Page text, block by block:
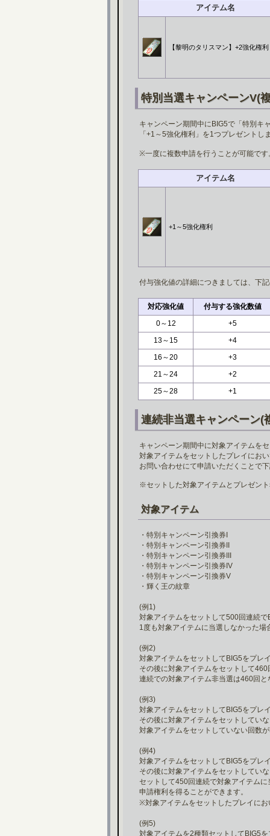
アイテム名
【黎明のタリスマン】+2強化権利
特別当選キャンペーンV(
キャンペーン期間中にBIG5で「特別キ
「+1～5強化権利」を1つプレゼントし
※一度に複数申請を行うことが可能です
アイテム名
+1～5強化権利
付与強化値の詳細につきましては、下
対応強化値
付与する強化数値
0～12
+5
13～15
+4
16～20
+3
21～24
+2
25～28
+1
連続非当選キャンペーン(
キャンペーン期間中に対象アイテムを
対象アイテムをセットしたプレイにお
お問い合わせにて申請いただくことで
※セットした対象アイテムとプレゼン
対象アイテム
・特別キャンペーン引換券I
・特別キャンペーン引換券II
・特別キャンペーン引換券III
・特別キャンペーン引換券IV
・特別キャンペーン引換券V
・輝く王の紋章
(例1)
対象アイテムをセットして500回連続
1度も対象アイテムに当選しなかった
(例2)
対象アイテムをセットしてBIG5をプレ
その後に対象アイテムをセットして
連続での対象アイテム非当選は460回
(例3)
対象アイテムをセットしてBIG5をプレ
その後に対象アイテムをセットしてい
対象アイテムをセットしていない回数
(例4)
対象アイテムをセットしてBIG5をプレ
その後に対象アイテムをセットしてい
セットして450回連続で対象アイテム
申請権利を得ることができます。
※対象アイテムをセットしたプレイに
(例5)
対象アイテムを2種類セットしてBIG5